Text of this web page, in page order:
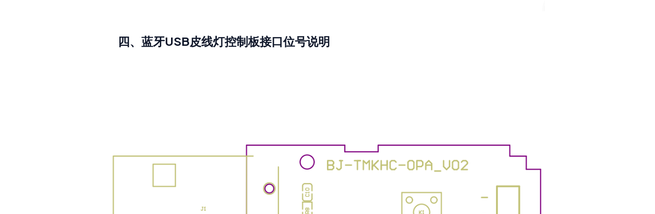
四、蓝牙USB皮线灯控制板接口位号说明